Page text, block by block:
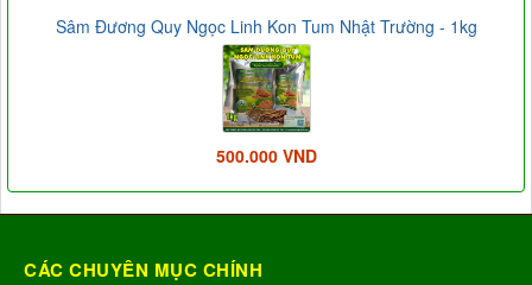
Sâm Đương Quy Ngọc Linh Kon Tum Nhật Trường - 1kg
500.000 VND
CÁC CHUYÊN MỤC CHÍNH